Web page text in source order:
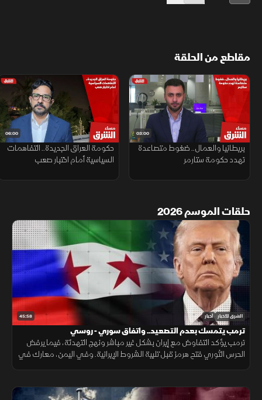
مقاطع من الحلقة
03:00
بريطانيا والعمال.. ضغوط متصاعدة
تهدد حكومة ستارمر
06:00
حكومة العراق الجديدة.. التفاهمات
السياسية أمام اختبار صعب
حلقات الموسم 2026
45:58 الشرق للأخبار أخبار
ترمب يتمسك بعدم التصعيد.. واتفاق سوري - روسي
ترمب يؤكد التفاوض مع إيران بشكل غير مباشر ونهج التهدئة، فيما يرفض
الحرس الثوري فتح هرمز قبل تلبية الشروط الإيرانية. وفي اليمن، معارك في